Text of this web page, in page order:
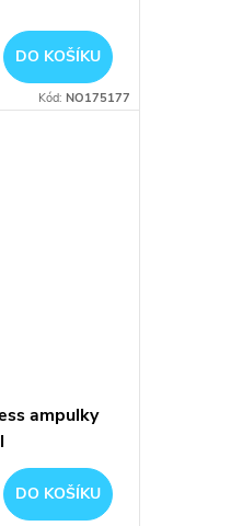
DO KOŠÍKU
Kód: NO175177
ampulky
DO KOŠÍKU